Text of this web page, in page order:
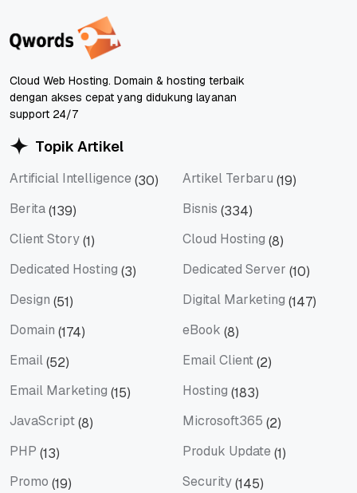
Cloud Web Hosting. Domain & hosting terbaik
dengan akses cepat yang didukung layanan
support 24/7
Topik Artikel
Artificial Intelligence (30) Artikel Terbaru (19)
Berita(139) Bisnis (334)
Client Story(1) Cloud Hosting (8)
Dedicated Hosting (3) Dedicated Server (10)
Design (51) Digital Marketing (147)
Domain (174) eBook (8)
Email(52) Email Client(2)
Email Marketing (15) Hosting (183)
JavaScript(8) Microsoft365 (2)
PHP (13) Produk Update (1)
Promo (19) Security(145)